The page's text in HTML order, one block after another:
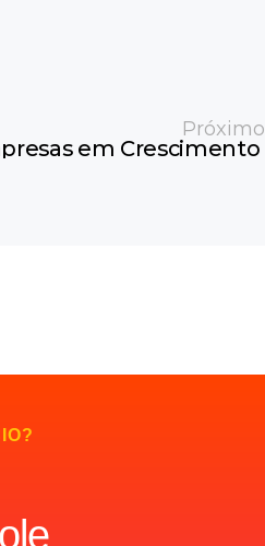
Próximo
em Crescimento